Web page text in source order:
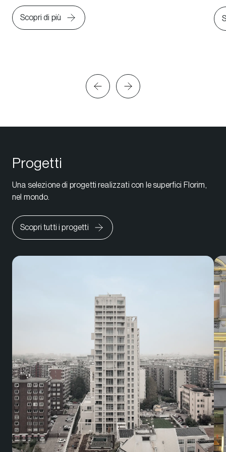
Scopri di più
Progetti
Una selezione di progetti realizzati con le superfici Florim,
nel mondo.
Scopri tutti i progetti